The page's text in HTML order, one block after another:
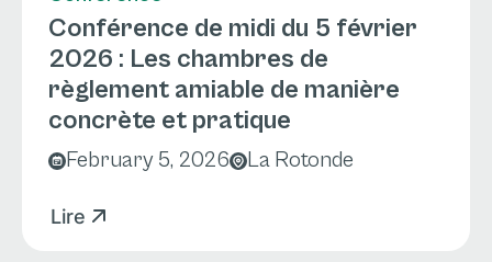
Conférence de midi du 5 février
2026 : Les chambres de
règlement amiable de manière
concrète et pratique
February 5, 2026 La Rotonde
Lire